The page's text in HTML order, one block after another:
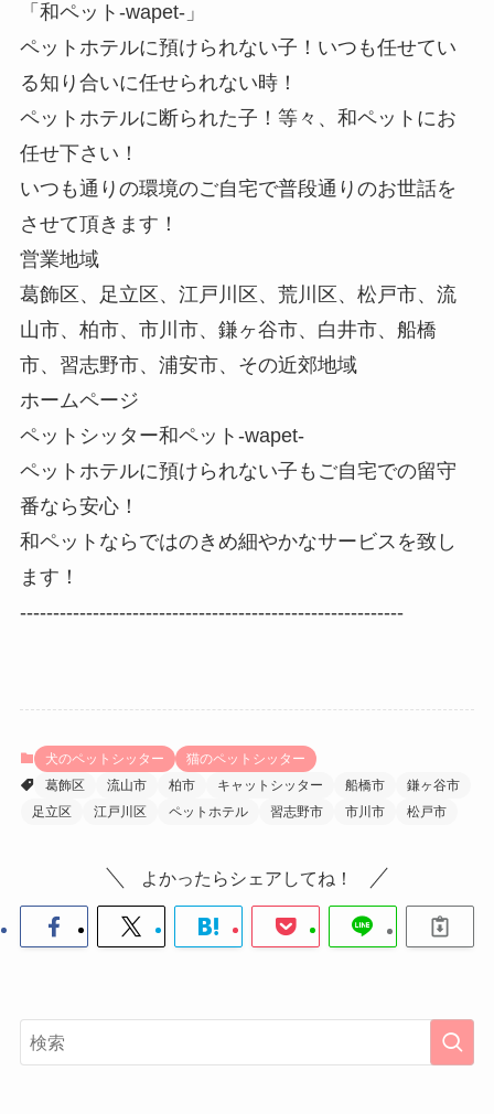
「和ペット-wapet-」
ペットホテルに預けられない子！いつも任せてい
る知り合いに任せられない時！
ペットホテルに断られた子！等々、和ペットにお
任せ下さい！
いつも通りの環境のご自宅で普段通りのお世話を
させて頂きます！
営業地域
葛飾区、足立区、江戸川区、荒川区、松戸市、流
山市、柏市、市川市、鎌ヶ谷市、白井市、船橋
市、習志野市、浦安市、その近郊地域
ホームページ
ペットシッター和ペット-wapet-
ペットホテルに預けられない子もご自宅での留守
番なら安心！
和ペットならではのきめ細やかなサービスを致し
ます！
----------------------------------------------------------
犬のペットシッター
猫のペットシッター
葛飾区
流山市 柏市 キャットシッター 船橋市
鎌ヶ谷市
足立区
江戸川区 ペットホテル 習志野市 市川市 松戸市
よかったらシェアしてね！